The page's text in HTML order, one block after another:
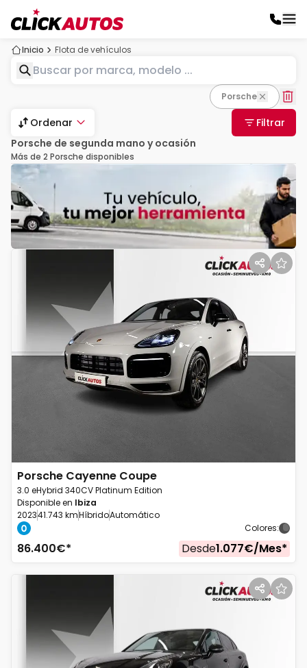
Inicio Flota de vehículos
Porsche
Ordenar
Filtrar
Porsche de segunda mano y ocasión
Más de 2 Porsche disponibles
Porsche Cayenne Coupe
3.0 eHybrid 340CV Platinum Edition
Disponible en Ibiza
202341.743 kmHíbridoAutomático
Colores:
86.400€* Desde1.077€/Mes*